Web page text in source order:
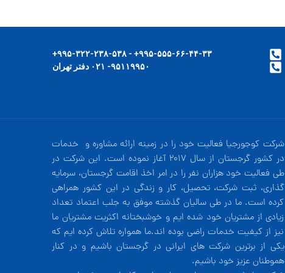
۹۹۵-۵۵۵-۶۶-۴۴-۳۳+ - ۹۹۵-۳۲۲-۲۳۸-۵۳۸+
۹۵۱۱۹۹۵۰- ۰۲۱ دفتر تهران
شرکت کوجورجیا فعالیت خود را در زمینه ارائه مشاوره و خدمات
در کشور گرجستان از سال 2017 آغاز نموده است. این شرکت در
طی فعالیت خود هزاران نفر را در امر اخذ اقامت گرجستان، سرمایه
گذاری، ثبت شرکت، تحصیل، کار و زندگی در این کشور همراهی
کرده است. ما در طی سالیان گذشته موفق به جلب اعتماد تعداد
زیادی از مشتریان خود شده ایم و خوشبختانه اکثریت مشتریان ما
نیز از کیفیت خدمات راضی بوده اند.ما همواره تلاش کرده ایم که
یکی از برترین شرکت های ایرانی در گرجستان باشیم و در کنار
هموطنان عزیز خود باشیم.